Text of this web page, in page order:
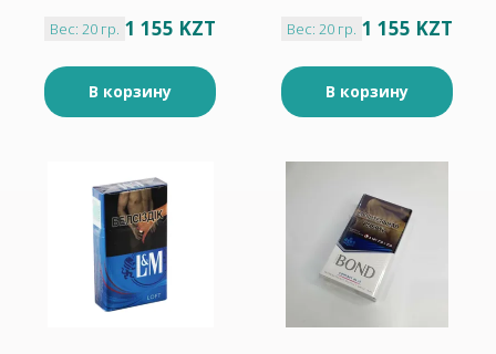
Вес: 20 гр. 1 155 KZT
В корзину
Вес: 20 гр. 1 155 KZT
В корзину